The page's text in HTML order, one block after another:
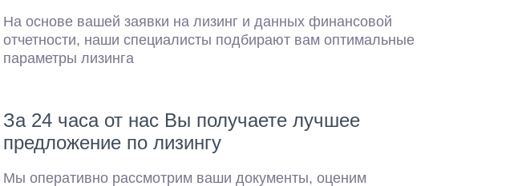
За 24 часа от нас Вы получаете лучшее
предложение по лизингу
На основе вашей заявки на лизинг и данных финансовой
отчетности, наши специалисты подбирают вам оптимальные
параметры лизинга
Мы оперативно рассмотрим ваши документы, оценим